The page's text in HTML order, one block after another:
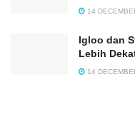
14
Igloo dan
Lebih
14